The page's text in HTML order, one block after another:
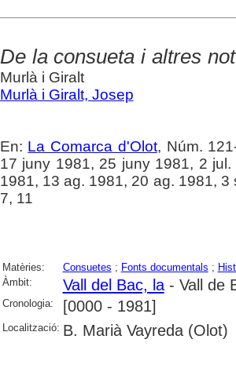
De la consueta i altres
Murlà i Giralt
Murlà i Giralt, Josep
En: La Comarca d'Olot, Núm.
17 juny 1981, 25 juny 1981, 2
1981, 13 ag. 1981, 20 ag. 1981, 3
7, 11
Matèries: Consuetes ; Fonts documentals ;
Àmbit:
Vall del Bac, la- Vall de
Cronologia: [0000 - 1981]
Localització: B. Marià Vayreda (Olot)